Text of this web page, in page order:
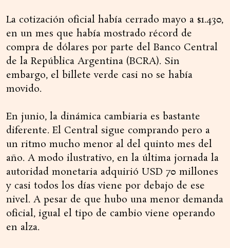
La cotización oficial había cerrado mayo a $1.430,
en un mes que había mostrado récord de
compra de dólares por parte del Banco Central
de la República Argentina (BCRA). Sin
embargo, el billete verde casi no se había
movido.
En junio, la dinámica cambiaria es bastante
diferente. El Central sigue comprando pero a
un ritmo mucho menor al del quinto mes del
año. A modo ilustrativo, en la última jornada la
autoridad monetaria adquirió USD 70 millones
y casi todos los días viene por debajo de ese
nivel. A pesar de que hubo una menor demanda
oficial, igual el tipo de cambio viene operando
en alza.